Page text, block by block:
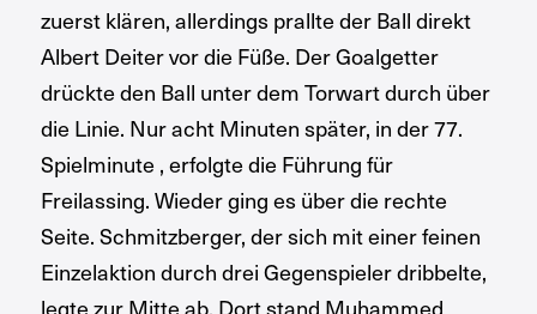
zuerst klären, allerdings prallte der Ball direkt
Albert Deiter vor die Füße. Der Goalgetter
drückte den Ball unter dem Torwart durch über
die Linie. Nur acht Minuten später, in der 77.
Spielminute , erfolgte die Führung für
Freilassing. Wieder ging es über die rechte
Seite. Schmitzberger, der sich mit einer feinen
Einzelaktion durch drei Gegenspieler dribbelte,
legte zur Mitte ab. Dort stand Muhammed